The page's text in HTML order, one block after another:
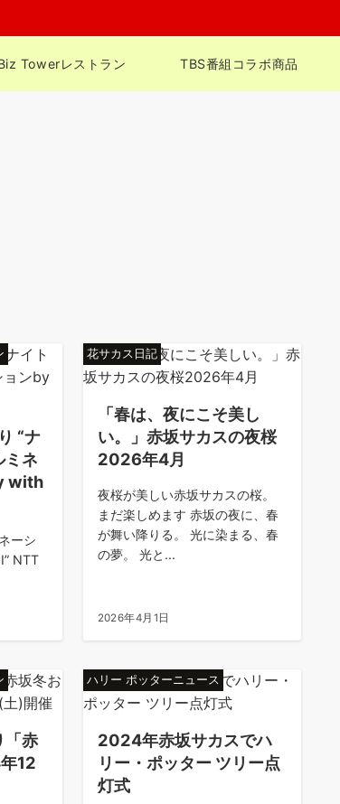
Towerレストラン TBS番組コラボ商品
“ナ
ミネ
with
ーシ
NTT
花サカス日記
「春は、夜にこそ美し
い。」赤坂サカスの夜桜
2026年4月
夜桜が美しい赤坂サカスの桜。
まだ楽しめます 赤坂の夜に、春
が舞い降りる。 光に染まる、春
の夢。 光と...
2026年4月1日
「赤
12
ハリー ポッターニュース
2024年赤坂サカスでハ
リー・ポッター ツリー点
灯式